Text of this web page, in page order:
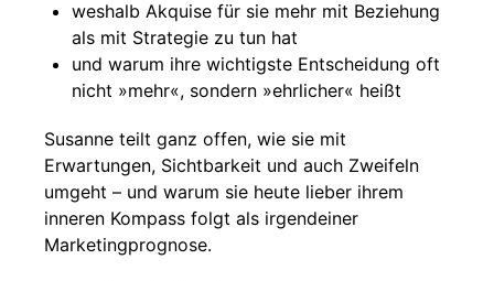
weshalb Akquise für sie mehr mit Beziehung
als mit Strategie zu tun hat
und warum ihre wichtigste Entscheidung oft
nicht »mehr«, sondern »ehrlicher« heißt
Susanne teilt ganz offen, wie sie mit
Erwartungen, Sichtbarkeit und auch Zweifeln
umgeht – und warum sie heute lieber ihrem
inneren Kompass folgt als irgendeiner
Marketingprognose.